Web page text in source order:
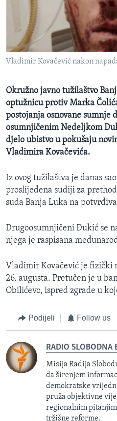
MAGAZIN
O GLASU AMERIKE
Learning English
Jezici
Vladimir Kovačević nakon
Okružno javno tužilaštvo
optužnicu protiv Marka
postojanja osnovane sumnje
osumnjičenim Nedeljkom
djelo ubistvo u pokušaju
Vladimira Kovačevića.
Iz ovog tužilaštva je danas
proslijeđena sudiji za
suda Banja Luka na
Drugoosumnjičeni Dukić se
njega je raspisana
Vladimir Kovačević je fizički
26. augusta. Pretučen je u
Obilićevo, ispred zgrade u
Podijeli Follow us
RADIO SLOBODNA
Misija Radija
da širenjem
demokratske
pruža objektivne
regionalnim
tržišne reforme.